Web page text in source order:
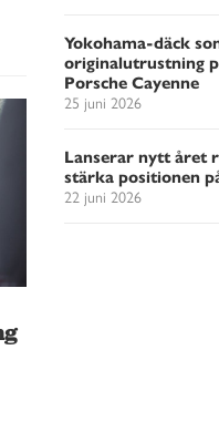
Yokohama-däck
originalutrustning
Porsche Cayenne
25 juni 2026
Lanserar nytt året
stärka positionen
22 juni 2026